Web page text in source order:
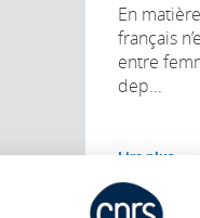
En
français
entre
dep...
Lire plus